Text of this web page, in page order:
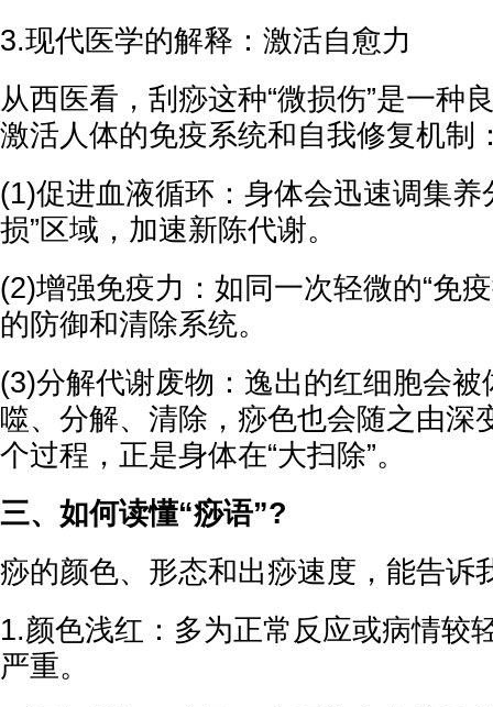
3.现代医学的解释：激活自愈力
从西医看，刮痧这种“微损伤”是一种
激活人体的免疫系统和自我修复机制
(1)促进血液循环：身体会迅速调集养
损”区域，加速新陈代谢。
(2)增强免疫力：如同一次轻微的“免
的防御和清除系统。
(3)分解代谢废物：逸出的红细胞会
噬、分解、清除，痧色也会随之由深
个过程，正是身体在“大扫除”。
三、如何读懂“痧语”?
痧的颜色、形态和出痧速度，能告诉
1.颜色浅红：多为正常反应或病情较
严重。